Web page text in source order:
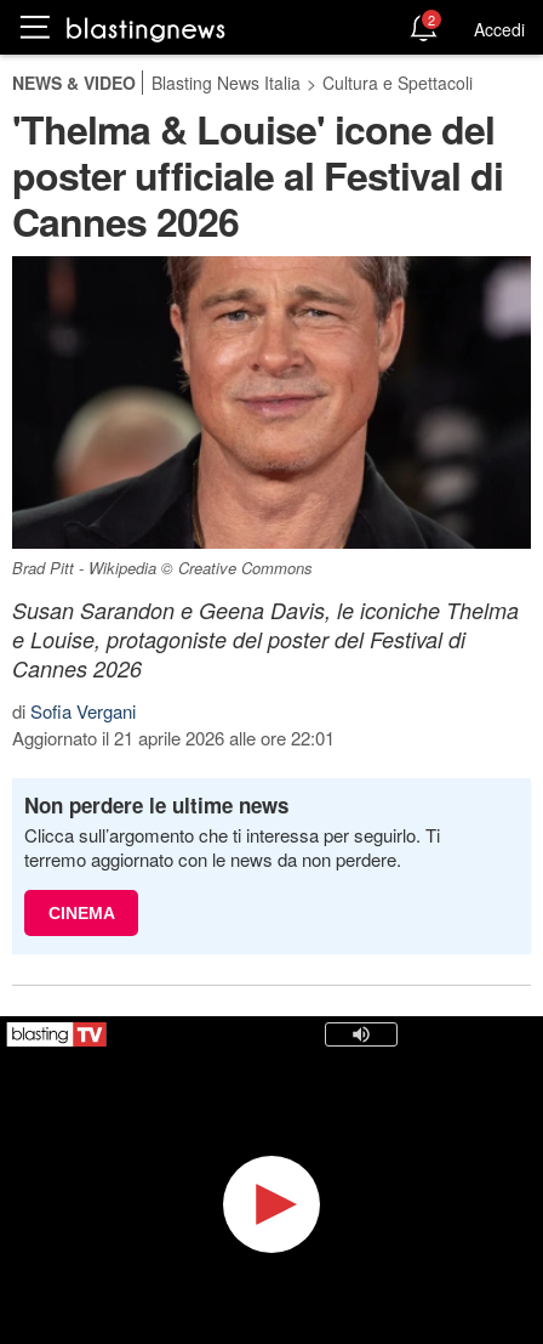
2 Accedi
NEWS & VIDEO Blasting News Italia > Cultura e Spettacoli
'Thelma & Louise' icone del
poster ufficiale al Festival di
Cannes 2026
Brad Pitt - Wikipedia © Creative Commons
Susan Sarandon e Geena Davis, le iconiche Thelma
e Louise, protagoniste del poster del Festival di
Cannes 2026
diSofia Vergani
Aggiornato il 21 aprile 2026 alle ore 22:01
Non perdere le ultime news
Clicca sull’argomento che ti interessa per seguirlo. Ti
terremo aggiornato con le news da non perdere.
CINEMA